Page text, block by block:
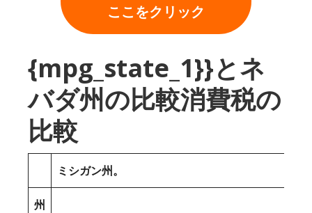
ここをクリック
{mpg_state_1}}とネ
バダ州の比較消費税の
比較
ミシガン州。
州